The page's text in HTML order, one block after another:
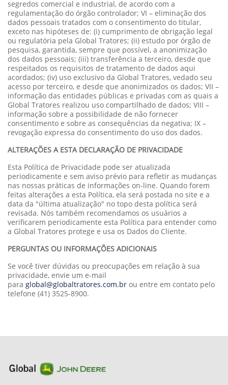
segredos comercial e industrial, de acordo com a
regulamentação do órgão controlador; VI – eliminação dos
dados pessoais tratados com o consentimento do titular,
exceto nas hipóteses de: (i) cumprimento de obrigação legal
ou regulatória pela Global Tratores; (ii) estudo por órgão de
pesquisa, garantida, sempre que possível, a anonimização
dos dados pessoais; (iii) transferência a terceiro, desde que
respeitados os requisitos de tratamento de dados aqui
acordados; (iv) uso exclusivo da Global Tratores, vedado seu
acesso por terceiro, e desde que anonimizados os dados; VII –
informação das entidades públicas e privadas com as quais a
Global Tratores realizou uso compartilhado de dados; VIII –
informação sobre a possibilidade de não fornecer
consentimento e sobre as consequências da negativa; IX –
revogação expressa do consentimento do uso dos dados.
ALTERAÇÕES A ESTA DECLARAÇÃO DE PRIVACIDADE
Esta Política de Privacidade pode ser atualizada
periodicamente e sem aviso prévio para refletir as mudanças
nas nossas práticas de informações on-line. Quando forem
feitas alterações a esta Política, ela será postada no site e a
data da "última atualização" no topo desta política será
revisada. Nós também recomendamos os usuários a
verificarem periodicamente esta Política para entender como
a Global Tratores protege e usa os Dados do Cliente.
PERGUNTAS OU INFORMAÇÕES ADICIONAIS
Se você tiver dúvidas ou preocupações em relação à sua
privacidade, envie um e-mail
para global@globaltratores.com.br ou entre em contato pelo
telefone (41) 3525-8900.